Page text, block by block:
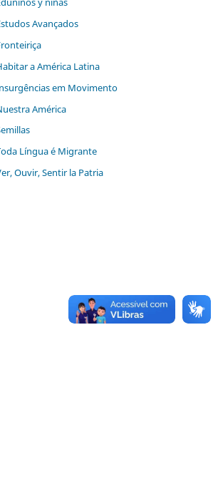
Avançados
‭a‬ ‭América‬ ‭Latina‬
em Movimento
América
Língua é Migrante
Ouvir, Sentir la Patria